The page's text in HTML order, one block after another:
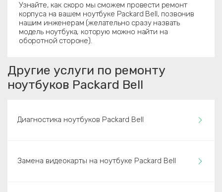
Узнайте, как скоро мы сможем провести ремонт
корпуса на вашем ноутбуке Packard Bell, позвонив
нашим инженерам (желательно сразу назвать
модель ноутбука, которую можно найти на
оборотной стороне).
Другие услуги по ремонту
ноутбуков Packard Bell
Диагностика ноутбуков Packard Bell
Замена видеокарты на ноутбуке Packard Bell